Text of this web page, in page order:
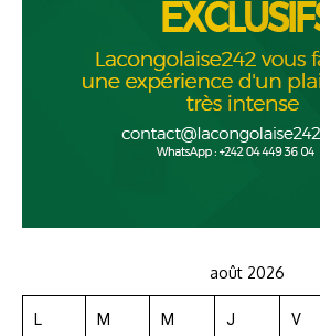
août 2026
L M M J V